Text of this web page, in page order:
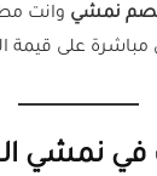
نمشي وانت
على قيمة
في نمشي